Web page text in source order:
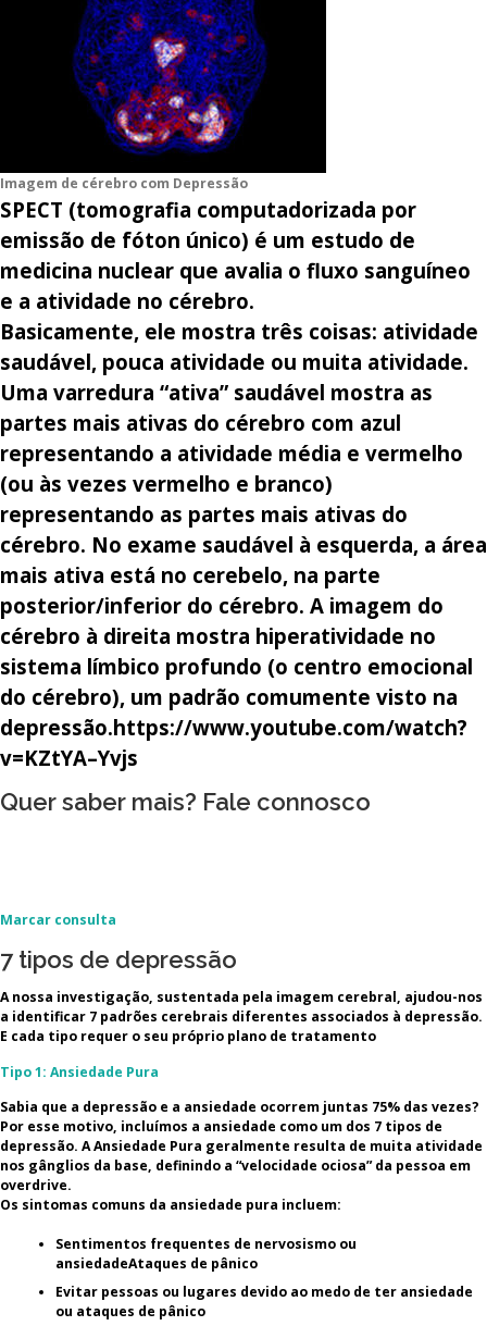
Imagem de cérebro com Depressão
SPECT (tomografia computadorizada por
emissão de fóton único) é um estudo de
medicina nuclear que avalia o fluxo sanguíneo
e a atividade no cérebro.
Basicamente, ele mostra três coisas: atividade
saudável, pouca atividade ou muita atividade.
Uma varredura “ativa” saudável mostra as
partes mais ativas do cérebro com azul
representando a atividade média e vermelho
(ou às vezes vermelho e branco)
representando as partes mais ativas do
cérebro. No exame saudável à esquerda, a área
mais ativa está no cerebelo, na parte
posterior/inferior do cérebro. A imagem do
cérebro à direita mostra hiperatividade no
sistema límbico profundo (o centro emocional
do cérebro), um padrão comumente visto na
depressão.https://www.youtube.com/watch?
v=KZtYA–Yvjs
Quer saber mais? Fale connosco
Marcar consulta
7 tipos de depressão
A nossa investigação, sustentada pela imagem cerebral, ajudou-nos
a identificar 7 padrões cerebrais diferentes associados à depressão.
E cada tipo requer o seu próprio plano de tratamento
Tipo 1: Ansiedade Pura
Sabia que a depressão e a ansiedade ocorrem juntas 75% das vezes?
Por esse motivo, incluímos a ansiedade como um dos 7 tipos de
depressão. A Ansiedade Pura geralmente resulta de muita atividade
nos gânglios da base, definindo a “velocidade ociosa” da pessoa em
overdrive.
Os sintomas comuns da ansiedade pura incluem:
Sentimentos frequentes de nervosismo ou
ansiedadeAtaques de pânico
Evitar pessoas ou lugares devido ao medo de ter ansiedade
ou ataques de pânico